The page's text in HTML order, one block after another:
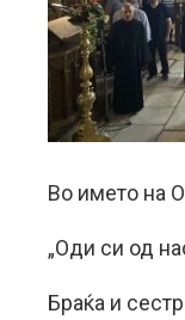
Во името на
„Оди си од
Браќа и